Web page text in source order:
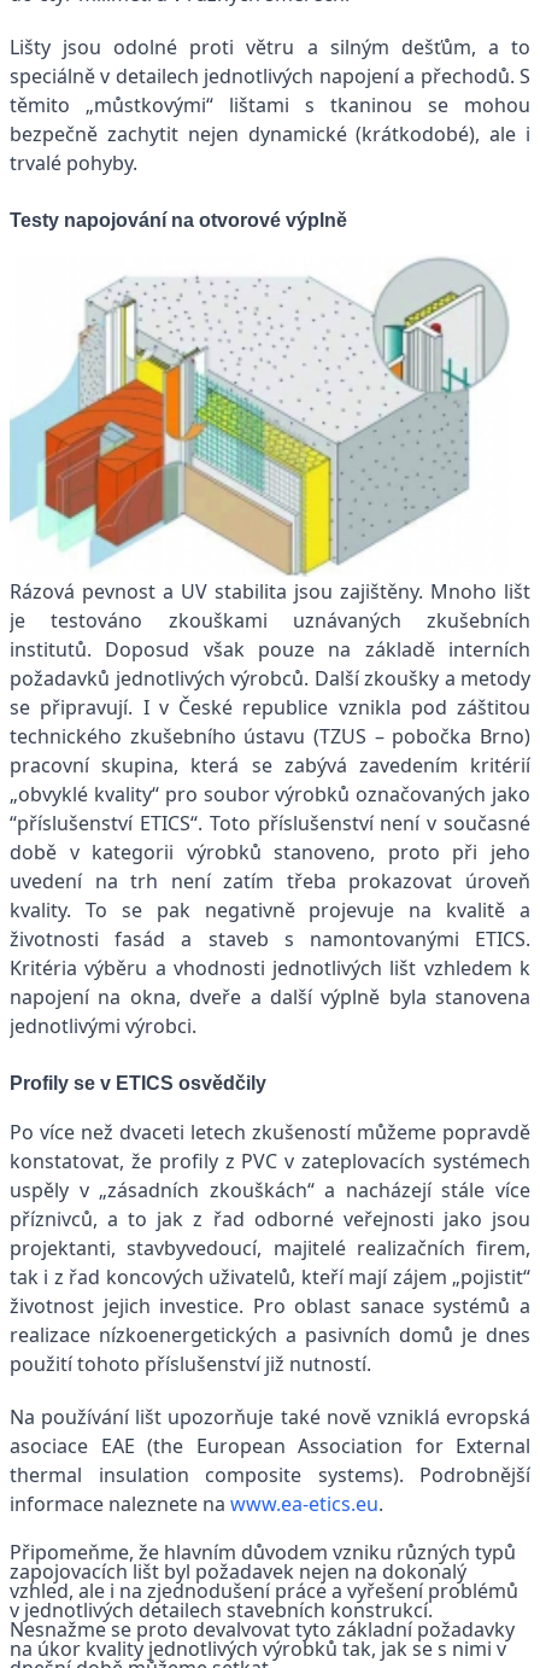
Lišty jsou odolné proti větru a silným dešťům, a to
speciálně v detailech jednotlivých napojení a přechodů. S
těmito „můstkovými“ lištami s tkaninou se mohou
bezpečně zachytit nejen dynamické (krátkodobé), ale i
trvalé pohyby.
Testy napojování na otvorové výplně
Rázová pevnost a UV stabilita jsou zajištěny. Mnoho lišt
je testováno zkouškami uznávaných zkušebních
institutů. Doposud však pouze na základě interních
požadavků jednotlivých výrobců. Další zkoušky a metody
se připravují. I v České republice vznikla pod záštitou
technického zkušebního ústavu (TZUS – pobočka Brno)
pracovní skupina, která se zabývá zavedením kritérií
„obvyklé kvality“ pro soubor výrobků označovaných jako
“příslušenství ETICS“. Toto příslušenství není v současné
době v kategorii výrobků stanoveno, proto při jeho
uvedení na trh není zatím třeba prokazovat úroveň
kvality. To se pak negativně projevuje na kvalitě a
životnosti fasád a staveb s namontovanými ETICS.
Kritéria výběru a vhodnosti jednotlivých lišt vzhledem k
napojení na okna, dveře a další výplně byla stanovena
jednotlivými výrobci.
Profily se v ETICS osvědčily
Po více než dvaceti letech zkušeností můžeme popravdě
konstatovat, že profily z PVC v zateplovacích systémech
uspěly v „zásadních zkouškách“ a nacházejí stále více
příznivců, a to jak z řad odborné veřejnosti jako jsou
projektanti, stavbyvedoucí, majitelé realizačních firem,
tak i z řad koncových uživatelů, kteří mají zájem „pojistit“
životnost jejich investice. Pro oblast sanace systémů a
realizace nízkoenergetických a pasivních domů je dnes
použití tohoto příslušenství již nutností.
Na používání lišt upozorňuje také nově vzniklá evropská
asociace EAE (the European Association for External
thermal insulation composite systems). Podrobnější
informace naleznete na www.ea-etics.eu.
Připomeňme, že hlavním důvodem vzniku různých typů
zapojovacích lišt byl požadavek nejen na dokonalý
vzhled, ale i na zjednodušení práce a vyřešení problémů
v jednotlivých detailech stavebních konstrukcí.
Nesnažme se proto devalvovat tyto základní požadavky
na úkor kvality jednotlivých výrobků tak, jak se s nimi v